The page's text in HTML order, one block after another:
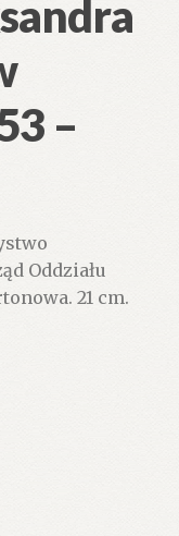
–
Oddziału
21 cm.